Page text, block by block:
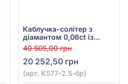
Каблучка-солітер з
діамантом 0,06ct із
червоного золота 585°,
арт. К577-2.5к-бр
40 505,00 грн
20 252,50 грн
(арт. К577-2.5-бр)